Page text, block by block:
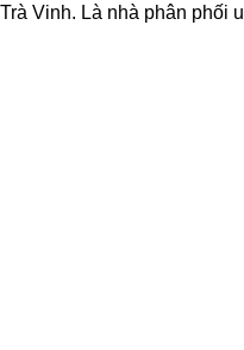
Vinh. Là nhà phân phối